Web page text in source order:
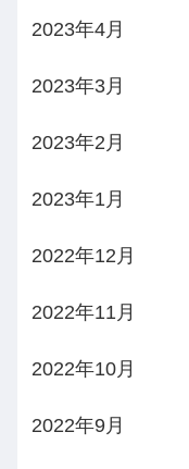
2023年4月
2023年3月
2023年2月
2023年1月
2022年12月
2022年11月
2022年10月
2022年9月